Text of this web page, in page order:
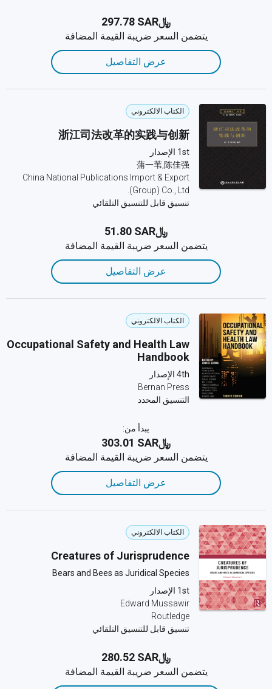
﷼‎297.78 SAR
يتضمن السعر ضريبة القيمة المضافة
عرض التفاصيل
الكتاب الالكتروني
浙江司法改革的实践与创新
1st الإصدار
蒲一苇,陈佳强
China National Publications Import & Export
(Group) Co., Ltd.
تنسيق قابل للتنسيق التلقائي
﷼‎51.80 SAR
يتضمن السعر ضريبة القيمة المضافة
عرض التفاصيل
الكتاب الالكتروني
Occupational Safety and Health Law
Handbook
4th الإصدار
Bernan Press
التنسيق المحدد
يبدأ من:
﷼‎303.01 SAR
يتضمن السعر ضريبة القيمة المضافة
عرض التفاصيل
الكتاب الالكتروني
Creatures of Jurisprudence
Bears and Bees as Juridical Species
1st الإصدار
Edward Mussawir
Routledge
تنسيق قابل للتنسيق التلقائي
﷼‎280.52 SAR
يتضمن السعر ضريبة القيمة المضافة